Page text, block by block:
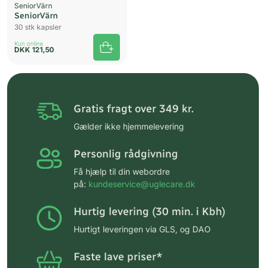
SeniorVärn
SeniorVärn
30 stk kapsler
Kun online
DKK 121,50
Gratis fragt over 349 kr.
Gælder ikke hjemmelevering
Personlig rådgivning
Få hjælp til din webordre
på: kundeservice@uglecare.dk
Hurtig levering (30 min. i Kbh)
Hurtigt leveringen via GLS, og DAO
Faste lave priser*